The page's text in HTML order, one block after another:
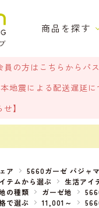
商品を探す
員の方はこちらからパ
地震による配送遅延に
】
ア
5660ガーゼ パジャマ
テムから選ぶ 生活アイ
の種類 ガーゼ地
で選ぶ 11,001～